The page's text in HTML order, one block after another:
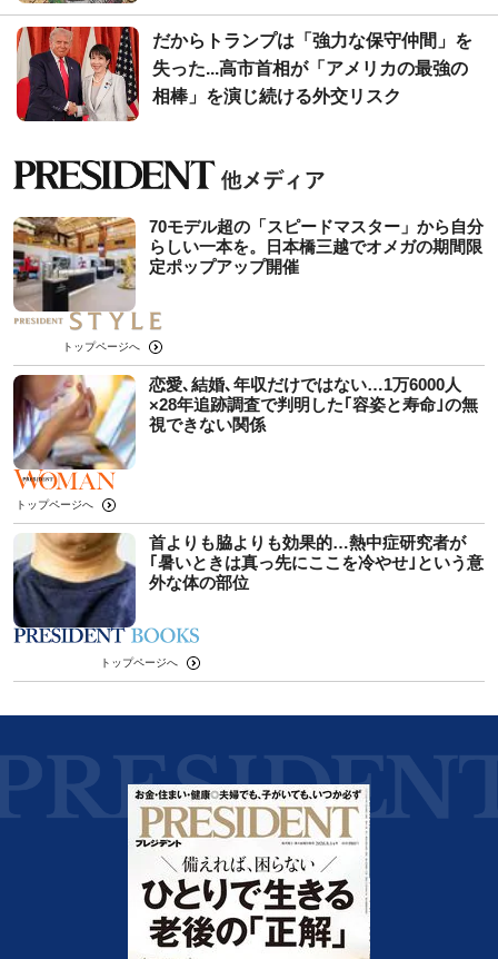
だからトランプは「強力な保守仲間」を
失った...高市首相が「アメリカの最強の
相棒」を演じ続ける外交リスク
70モデル超の「スピードマスター」から自分
らしい一本を。日本橋三越でオメガの期間限
定ポップアップ開催
トップページへ
恋愛､結婚､年収だけではない…1万6000人
×28年追跡調査で判明した｢容姿と寿命｣の無
視できない関係
トップページへ
首よりも脇よりも効果的…熱中症研究者が
｢暑いときは真っ先にここを冷やせ｣という意
外な体の部位
トップページへ